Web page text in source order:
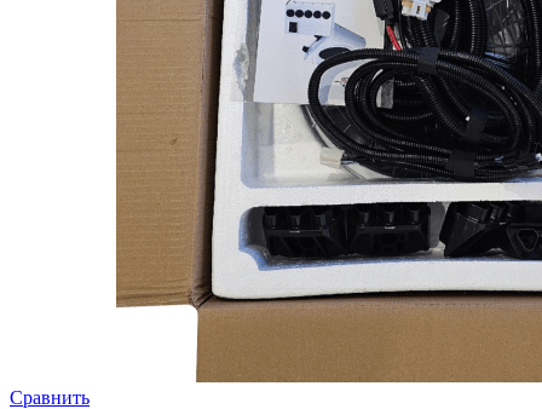
Сравнить